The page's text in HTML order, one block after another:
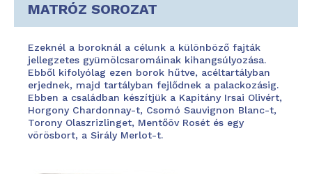
MATRÓZ SOROZAT
Ezeknél a boroknál a célunk a különböző fajták
jellegzetes gyümölcsaromáinak kihangsúlyozása.
Ebből kifolyólag ezen borok hűtve, acéltartályban
erjednek, majd tartályban fejlődnek a palackozásig.
Ebben a családban készítjük a Kapitány Irsai Olivért,
Horgony Chardonnay-t, Csomó Sauvignon Blanc-t,
Torony Olaszrizlinget, Mentőöv Rosét és egy
vörösbort, a Sirály Merlot-t.